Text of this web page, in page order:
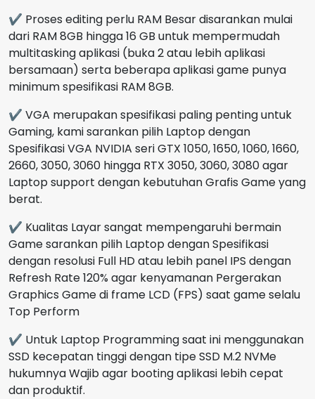
✔ Proses editing perlu RAM Besar disarankan mulai
dari RAM 8GB hingga 16 GB untuk mempermudah
multitasking aplikasi (buka 2 atau lebih aplikasi
bersamaan) serta beberapa aplikasi game punya
minimum spesifikasi RAM 8GB.
✔ VGA merupakan spesifikasi paling penting untuk
Gaming, kami sarankan pilih Laptop dengan
Spesifikasi VGA NVIDIA seri GTX 1050, 1650, 1060, 1660,
2660, 3050, 3060 hingga RTX 3050, 3060, 3080 agar
Laptop support dengan kebutuhan Grafis Game yang
berat.
✔ Kualitas Layar sangat mempengaruhi bermain
Game sarankan pilih Laptop dengan Spesifikasi
dengan resolusi Full HD atau lebih panel IPS dengan
Refresh Rate 120% agar kenyamanan Pergerakan
Graphics Game di frame LCD (FPS) saat game selalu
Top Perform
✔ Untuk Laptop Programming saat ini menggunakan
SSD kecepatan tinggi dengan tipe SSD M.2 NVMe
hukumnya Wajib agar booting aplikasi lebih cepat
dan produktif.